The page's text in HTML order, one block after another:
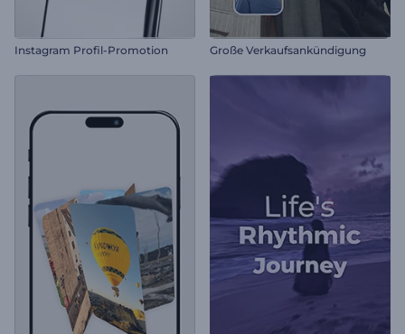
Instagram Profil-Promotion Große Verkaufsankündigung